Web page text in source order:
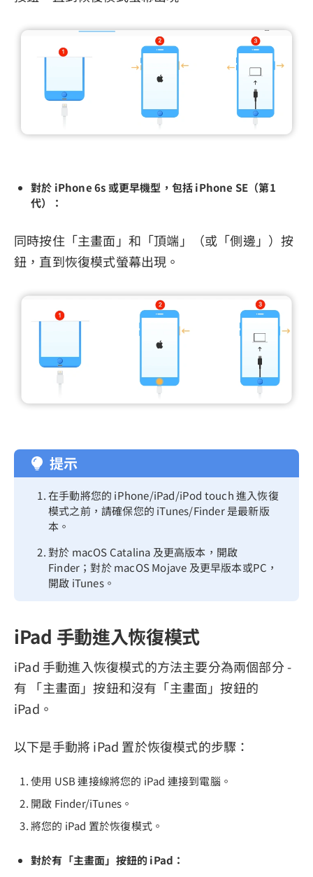
對於 iPhone 6s 或更早機型，包括 iPhone SE（第1
代）：
同時按住「主畫面」和「頂端」（或「側邊」）按
鈕，直到恢復模式螢幕出現。
提示
在手動將您的 iPhone/iPad/iPod touch 進入恢復
模式之前，請確保您的 iTunes/Finder 是最新版
本。
對於 macOS Catalina 及更高版本，開啟
Finder；對於 macOS Mojave 及更早版本或PC，
開啟 iTunes。
iPad 手動進入恢復模式
iPad 手動進入恢復模式的方法主要分為兩個部分 -
有 「主畫面」按鈕和沒有「主畫面」按鈕的
iPad。
以下是手動將 iPad 置於恢復模式的步驟：
使用 USB 連接線將您的 iPad 連接到電腦。
開啟 Finder/iTunes。
將您的 iPad 置於恢復模式。
對於有「主畫面」按鈕的 iPad：